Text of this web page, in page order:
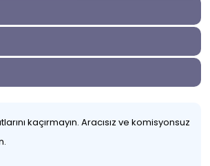
kaçırmayın. Aracısız ve komisyonsuz